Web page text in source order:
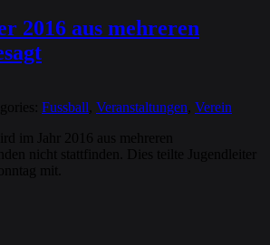
2016 aus mehreren
Fussball Veranstaltungen Verein
im Jahr 2016 aus mehreren
nicht stattfinden. Dies teilte Jugendleiter
mit.